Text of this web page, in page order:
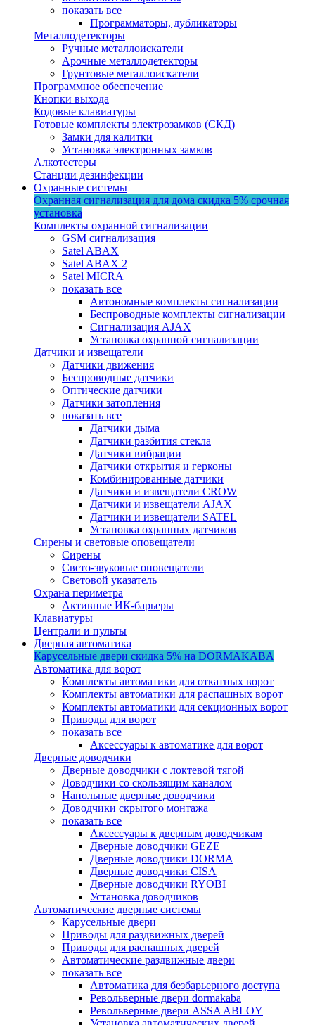
показать все
Программаторы, дубликаторы
Металлодетекторы
Ручные металлоискатели
Арочные металлодетекторы
Грунтовые металлоискатели
Программное обеспечение
Кнопки выхода
Кодовые клавиатуры
Готовые комплекты электрозамков (СКД)
Замки для калитки
Установка электронных замков
Алкотестеры
Станции дезинфекции
Охранные системы
Охранная сигнализация для дома скидка 5% срочная
установка
Комплекты охранной сигнализации
GSM сигнализация
Satel ABAX
Satel ABAX 2
Satel MICRA
показать все
Автономные комплекты сигнализации
Беспроводные комплекты сигнализации
Сигнализация AJAX
Установка охранной сигнализации
Датчики и извещатели
Датчики движения
Беспроводные датчики
Оптические датчики
Датчики затопления
показать все
Датчики дыма
Датчики разбития стекла
Датчики вибрации
Датчики открытия и герконы
Комбинированные датчики
Датчики и извещатели CROW
Датчики и извещатели AJAX
Датчики и извещатели SATEL
Установка охранных датчиков
Сирены и световые оповещатели
Сирены
Свето-звуковые оповещатели
Световой указатель
Охрана периметра
Активные ИК-барьеры
Клавиатуры
Централи и пульты
Дверная автоматика
Карусельные двери скидка 5% на DORMAKABA
Автоматика для ворот
Комплекты автоматики для откатных ворот
Комплекты автоматики для распашных ворот
Комплекты автоматики для секционных ворот
Приводы для ворот
показать все
Аксессуары к автоматике для ворот
Дверные доводчики
Дверные доводчики с локтевой тягой
Доводчики со скользящим каналом
Напольные дверные доводчики
Доводчики скрытого монтажа
показать все
Аксессуары к дверным доводчикам
Дверные доводчики GEZE
Дверные доводчики DORMA
Дверные доводчики CISA
Дверные доводчики RYOBI
Установка доводчиков
Автоматические дверные системы
Карусельные двери
Приводы для раздвижных дверей
Приводы для распашных дверей
Автоматические раздвижные двери
показать все
Автоматика для безбарьерного доступа
Револьверные двери dormakaba
Револьверные двери ASSA ABLOY